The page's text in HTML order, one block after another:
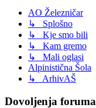
AO Železničar
↳ Splošno
↳ Kje smo bili
↳ Kam gremo
↳ Mali oglasi
Alpinistična Šola
↳ ArhivAŠ
Dovoljenja foruma